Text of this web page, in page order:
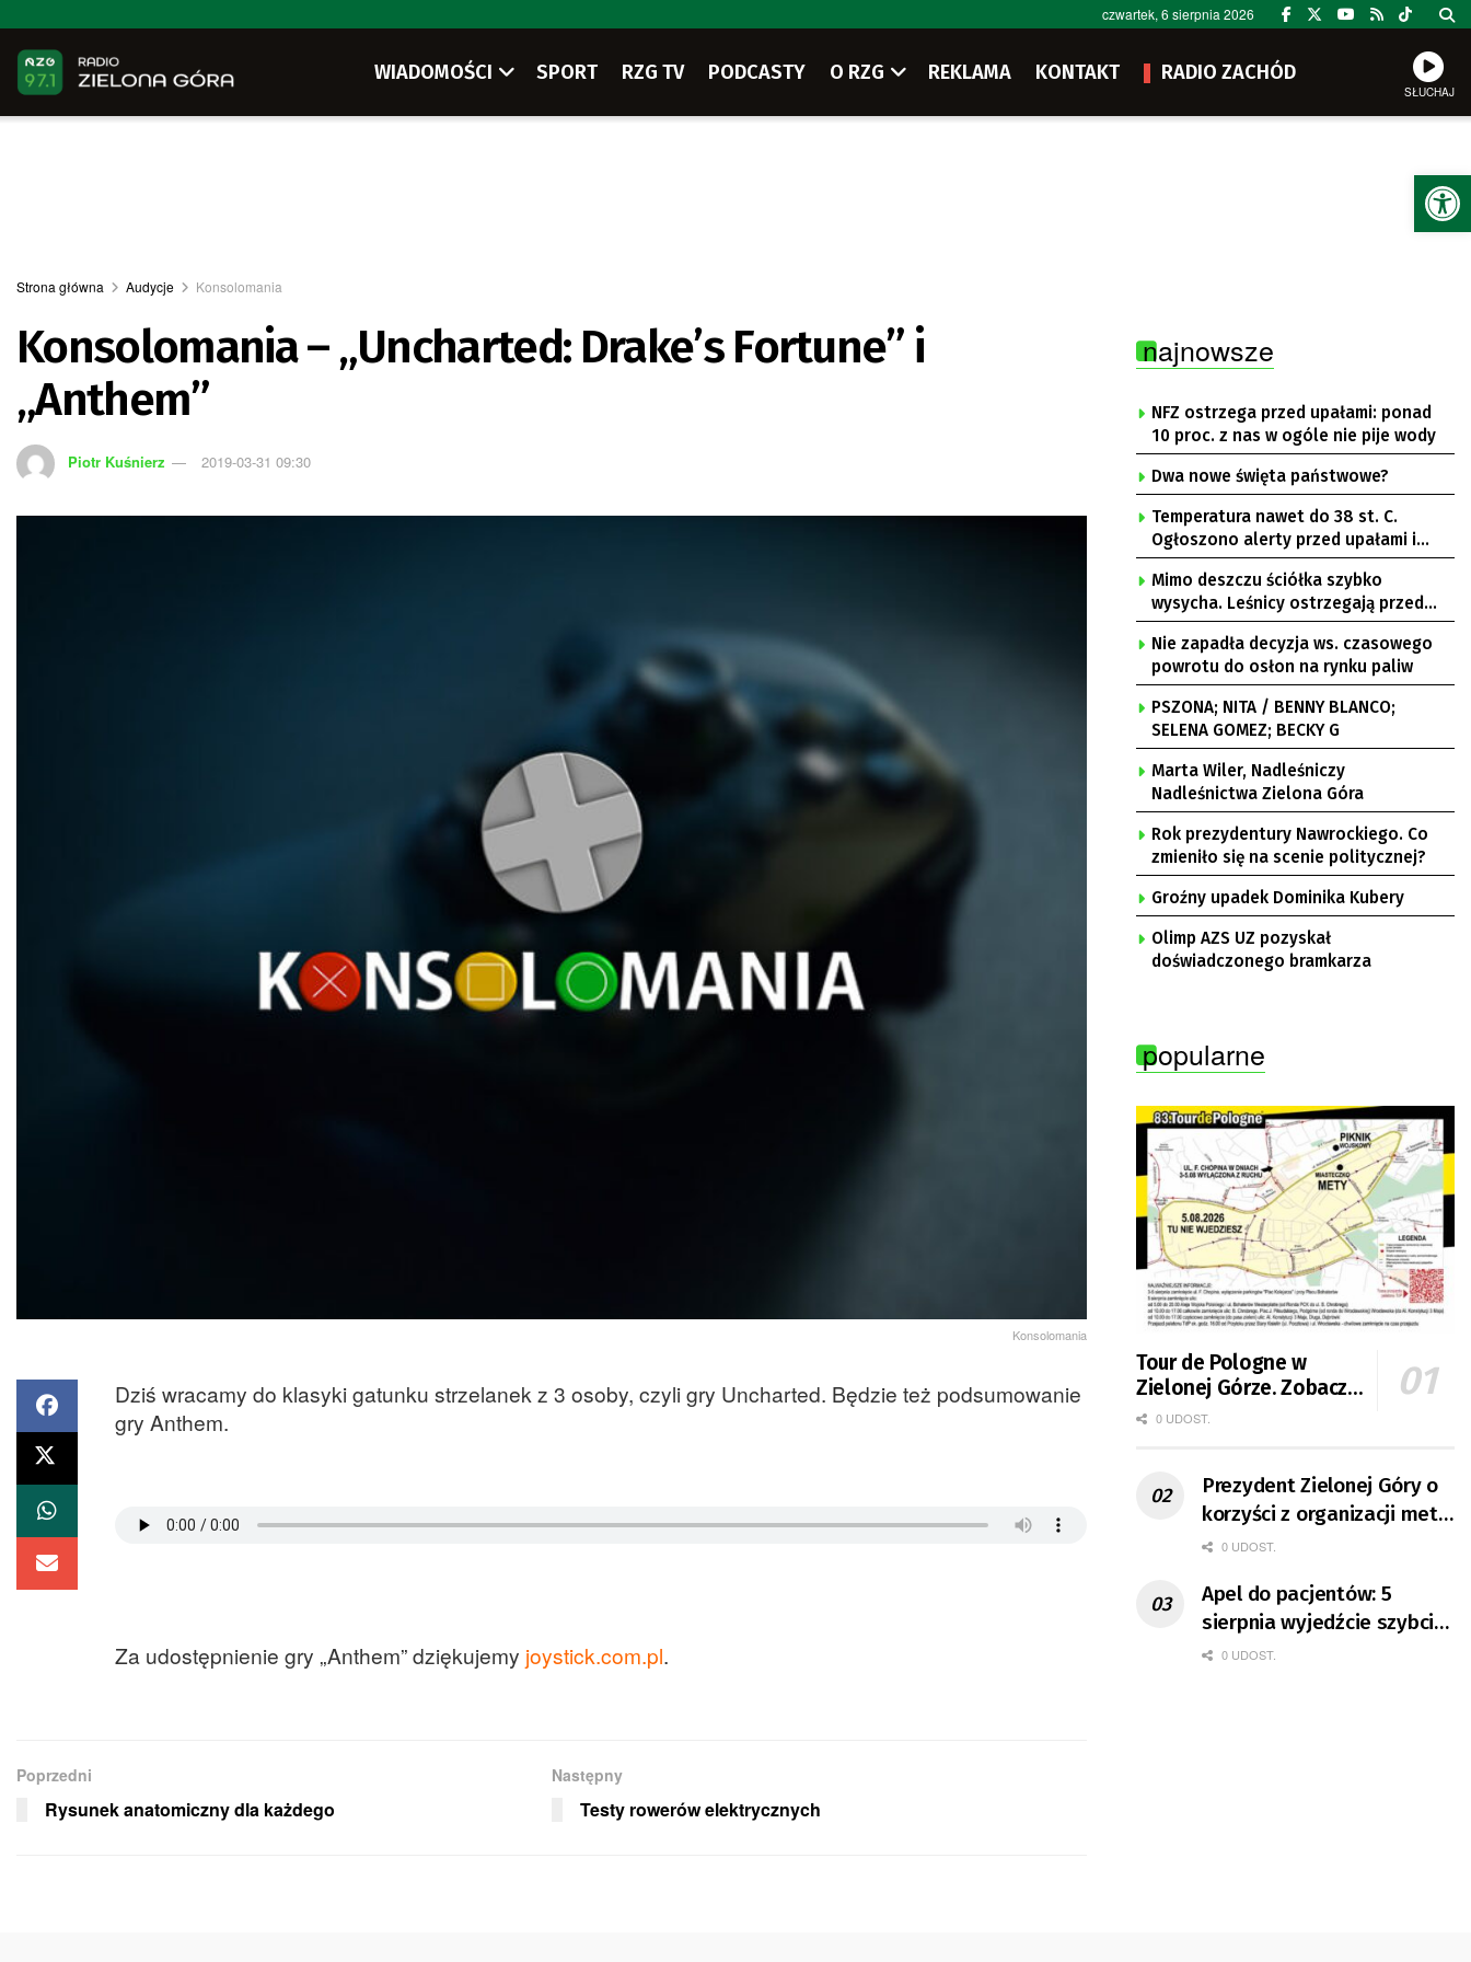
czwartek, 6 sierpnia 2026
WIADOMOŚCI SPORT RZG TV PODCASTY O RZG REKLAMA KONTAKT RADIO ZACHÓD
SŁUCHAJ
Strona główna Audycje Konsolomania
Konsolomania – „Uncharted: Drake’s Fortune” i
„Anthem”
Piotr Kuśnierz 2019-03-31 09:30
Konsolomania
Dziś wracamy do klasyki gatunku strzelanek z 3 osoby, czyli gry Uncharted. Będzie też podsumowanie
gry Anthem.
Za udostępnienie gry „Anthem” dziękujemy joystick.com.pl.
Poprzedni
Rysunek anatomiczny dla każdego
Następny
Testy rowerów elektrycznych
najnowsze
NFZ ostrzega przed upałami: ponad
10 proc. z nas w ogóle nie pije wody
Dwa nowe święta państwowe?
Temperatura nawet do 38 st. C.
Ogłoszono alerty przed upałami i
burzami
Mimo deszczu ściółka szybko
wysycha. Leśnicy ostrzegają przed
pożarami
Nie zapadła decyzja ws. czasowego
powrotu do osłon na rynku paliw
PSZONA; NITA / BENNY BLANCO;
SELENA GOMEZ; BECKY G
Marta Wiler, Nadleśniczy
Nadleśnictwa Zielona Góra
Rok prezydentury Nawrockiego. Co
zmieniło się na scenie politycznej?
Groźny upadek Dominika Kubery
Olimp AZS UZ pozyskał
doświadczonego bramkarza
popularne
Tour de Pologne w
Zielonej Górze. Zobacz
zmiany w organizacji
0 UDOST.
Prezydent Zielonej Góry o
korzyści z organizacji mety
Tour de Pologne
0 UDOST.
Apel do pacjentów: 5
sierpnia wyjedźcie szybciej
z domów
0 UDOST.